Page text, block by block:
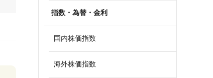
指数・為替・金利
国内株価指数
海外株価指数